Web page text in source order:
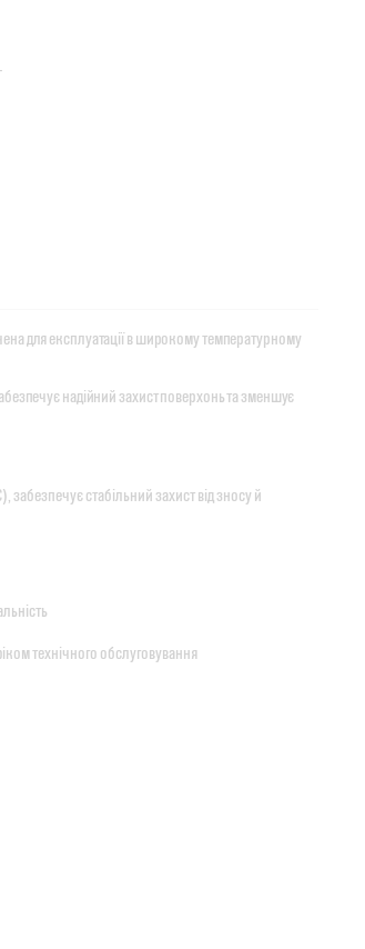
для експлуатації в широкому температурному
надійний захист поверхонь та зменшує
стабільний захист від зносу й
технічного обслуговування